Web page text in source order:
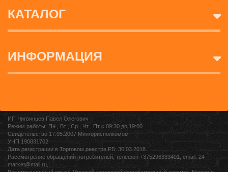
КАТАЛОГ
ИНФОРМАЦИЯ
ИП Чигвинцев Павел Олегович
Режим работы: Пн , Вт , Ср , Чт , Пт c 09:30 до 19:00
Свидетельство 17.05.2007 Мингорисполкомом
УНП 190831702
Дата регистрации в Торговом реестре РБ: 30.03.2018
Рассмотрение обращений потребителей, телефон +375296333401, email: 24-
market@mail.ru,